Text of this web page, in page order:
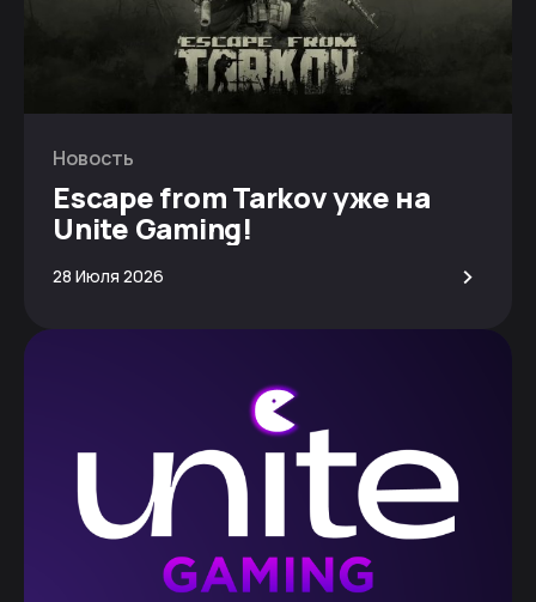
Новость
Escape from Tarkov уже на
Unite Gaming!
28 Июля 2026 >